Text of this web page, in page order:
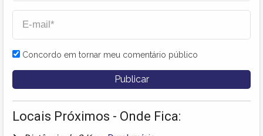
Concordo em tornar meu comentário público
Locais Próximos - Onde Fica: